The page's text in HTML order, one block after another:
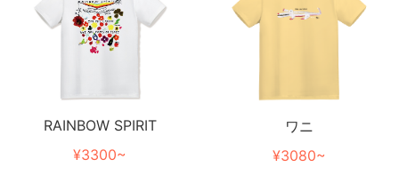
RAINBOW SPIRIT
¥3300~
ワニ
¥3080~